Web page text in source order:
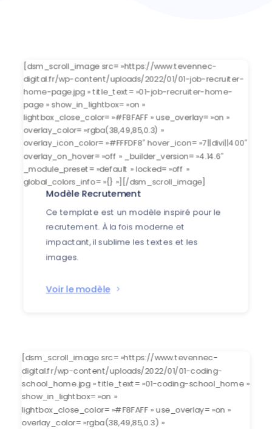
[dsm_scroll_image src= »https://www.tevennec-
digital.fr/wp-content/uploads/2022/01/01-job-recruiter-
home-page.jpg » title_text= »01-job-recruiter-home-
page » show_in_lightbox= »on »
lightbox_close_color= »#F8FAFF » use_overlay= »on »
overlay_color= »rgba(38,49,85,0.3) »
overlay_icon_color= »#FFFDF8″ hover_icon= »7||divi||400″
overlay_on_hover= »off » _builder_version= »4.14.6″
_module_preset= »default » locked= »off »
global_colors_info= »{} »][/dsm_scroll_image]
Modèle Recrutement
Ce template est un modèle inspiré pour le
recrutement. À la fois moderne et
impactant, il sublime les textes et les
images.
Voir le modèle
[dsm_scroll_image src= »https://www.tevennec-
digital.fr/wp-content/uploads/2022/01/01-coding-
school_home.jpg » title_text= »01-coding-school_home »
show_in_lightbox= »on »
lightbox_close_color= »#F8FAFF » use_overlay= »on »
overlay_color= »rgba(38,49,85,0.3) »